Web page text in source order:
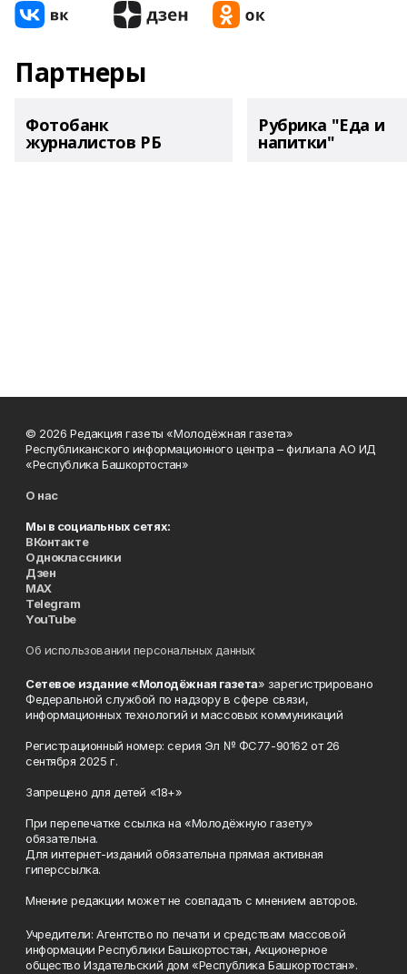
Партнеры
Фотобанк
журналистов РБ
Рубрика "Еда и
напитки"
© 2026 Редакция газеты «Молодёжная газета»
Республиканского информационного центра – филиала АО ИД
«Республика Башкортостан»
О нас
Мы в социальных сетях:
ВКонтакте
Одноклассники
Дзен
MAX
Telegram
YouTube
Об использовании персональных данных
Сетевое издание «Молодёжная газета» зарегистрировано
Федеральной службой по надзору в сфере связи,
информационных технологий и массовых коммуникаций
Регистрационный номер: серия Эл № ФС77-90162 от 26
сентября 2025 г.
Запрещено для детей «18+»
При перепечатке ссылка на «Молодёжную газету»
обязательна.
Для интернет-изданий обязательна прямая активная
гиперссылка.
Мнение редакции может не совпадать с мнением авторов.
Учредители: Агентство по печати и средствам массовой
информации Республики Башкортостан, Акционерное
общество Издательский дом «Республика Башкортостан».